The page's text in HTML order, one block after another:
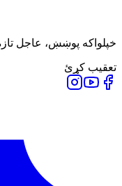
خپلواکه پوښښ، عاجل
تعقیب کړئ